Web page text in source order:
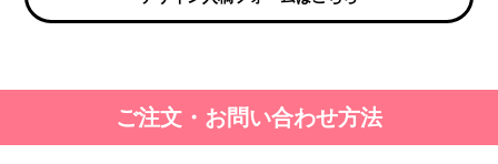
ご注文・お問い合わせ方法